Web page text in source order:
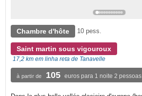
Chambre d'hôte 10 pess.
Saint martin sous vigouroux
17,2 km em linha reta de Tanavelle
à partir de 105 euros para 1 noite 2 pessoas